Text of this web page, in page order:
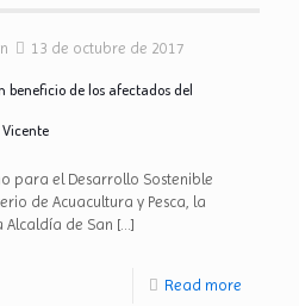
13 de octubre de 2017
beneficio de los afectados del
para el Desarrollo Sostenible
de Acuacultura y Pesca, la
Alcaldía de San […]
Read more